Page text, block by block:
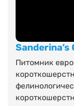
Sanderina’s
Питомник